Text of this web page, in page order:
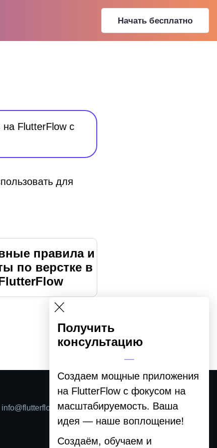
Начать бесплатно
FlutterFlow с
для
правила и
по верстке в
info@flutterflow.ru
Получить
консультацию
Создаем мощные приложения
на FlutterFlow с фокусом на
масштабируемость. Ваша
идея — наше воплощение!
Создаём, обучаем и